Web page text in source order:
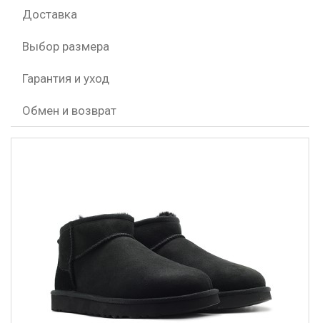
Доставка
Выбор размера
Гарантия и уход
Обмен и возврат